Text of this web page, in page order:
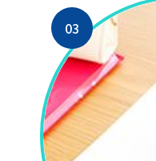
03